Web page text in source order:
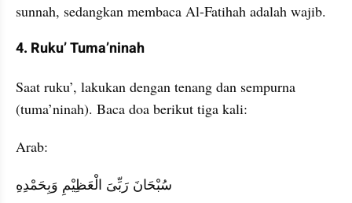
sunnah, sedangkan membaca Al-Fatihah adalah wajib.
4. Ruku’ Tuma’ninah
Saat ruku’, lakukan dengan tenang dan sempurna
(tuma’ninah). Baca doa berikut tiga kali:
Arab:
سُبْحَانَ رَبِّىَ الْعَظِيْمِ وَبِحَمْدِهِ